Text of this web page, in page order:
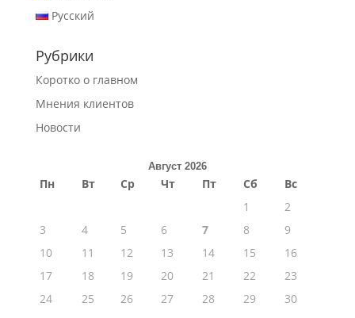
Русский
Рубрики
Коротко о главном
Мнения клиентов
Новости
Август 2026
Пн Вт Ср Чт Пт Сб
Вс
1
2
3
4 5 6 7 8
9
10
11 12 13 14 15
16
17
18 19 20 21 22
23
24
25 26 27 28 29
30